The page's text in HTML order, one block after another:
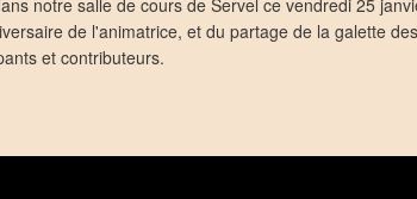
notre salle de cours de Servel ce vendredi 25
de l'animatrice, et du partage de la galette
et contributeurs.